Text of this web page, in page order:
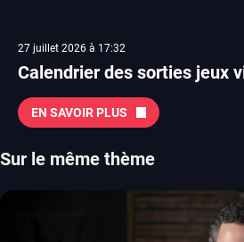
27 juillet 2026 à 17:32
Calendrier des sorties jeux
EN SAVOIR PLUS
Sur le même thème